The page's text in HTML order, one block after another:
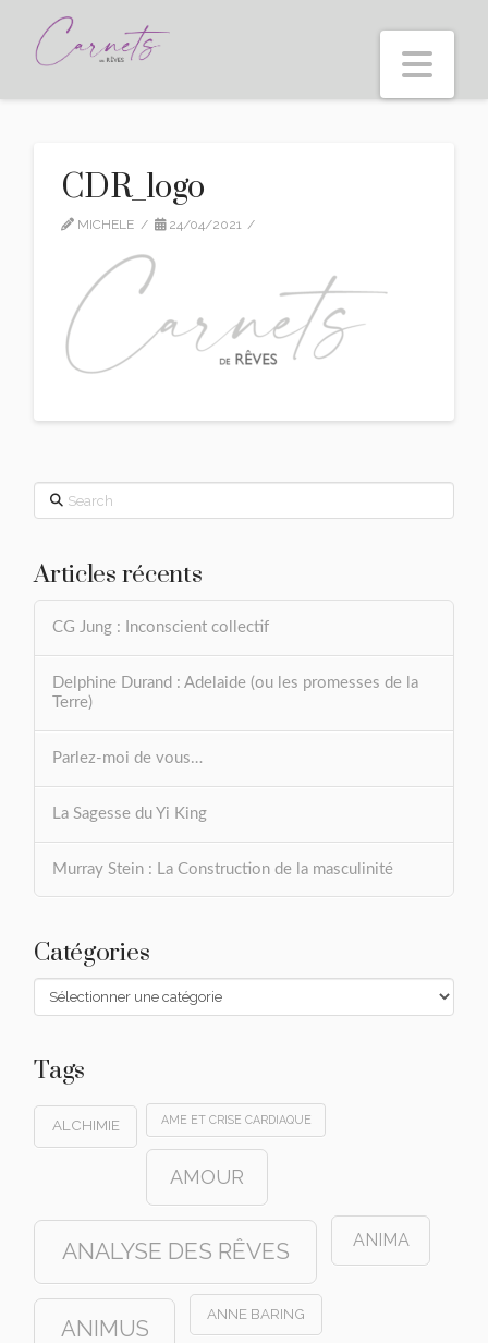
CDR_logo
MICHELE 24/04/2021
Search
Articles récents
CG Jung : Inconscient collectif
Delphine Durand : Adelaide (ou les promesses de la
Terre)
Parlez-moi de vous…
La Sagesse du Yi King
Murray Stein : La Construction de la masculinité
Catégories
Catégories
Tags
ALCHIMIE AME ET CRISE CARDIAQUE
AMOUR
ANALYSE DES RÊVES ANIMA
ANIMUS
ANNE BARING